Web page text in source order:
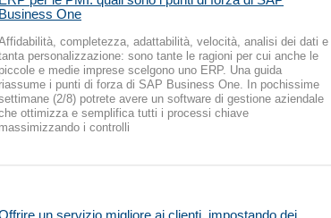
Business One
completezza, adattabilità, velocità, analisi dei dati e
personalizzazione: sono tante le ragioni per cui anche le
piccole e medie imprese scelgono uno ERP. Una guida
riassume i punti di forza di SAP Business One. In pochissime
(2/8) potrete avere un software di gestione aziendale
ottimizza e semplifica tutti i processi chiave
massimizzando i controlli
un servizio migliore ai clienti, impostando dei